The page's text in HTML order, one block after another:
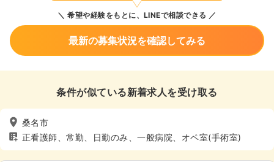
希望や経験をもとに、LINEで相談できる
最新の募集状況を確認してみる
条件が似ている新着求人を受け取る
桑名市
正看護師、常勤、日勤のみ、一般病院、オペ室(手術室)